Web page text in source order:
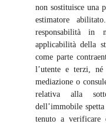
non sostituisce una
estimatore
responsabilità in
applicabilità della
come parte
l’utente e terzi, né
mediazione o
relativa alla
dell’immobile
tenuto a verificare